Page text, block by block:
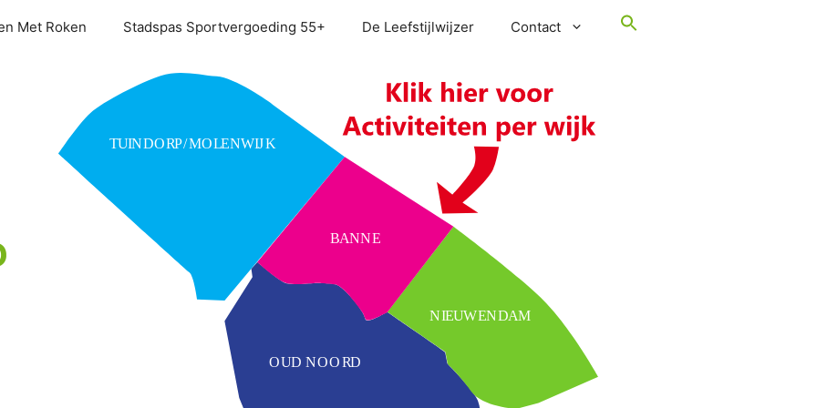
Met Roken Stadspas Sportvergoeding 55+ De Leefstijlwijzer Contact
TUINDORP/MOLENWIJK
BANNE
OUD NOORD
NIEUWENDAM